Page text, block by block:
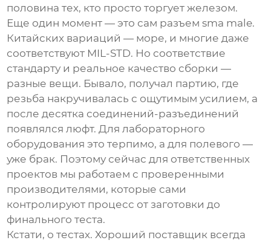
половина тех, кто просто торгует железом.
Еще один момент — это сам разъем sma male.
Китайских вариаций — море, и многие даже
соответствуют MIL-STD. Но соответствие
стандарту и реальное качество сборки —
разные вещи. Бывало, получал партию, где
резьба накручивалась с ощутимым усилием, а
после десятка соединений-разъединений
появлялся люфт. Для лабораторного
оборудования это терпимо, а для полевого —
уже брак. Поэтому сейчас для ответственных
проектов мы работаем с проверенными
производителями, которые сами
контролируют процесс от заготовки до
финального теста.
Кстати, о тестах. Хороший поставщик всегда